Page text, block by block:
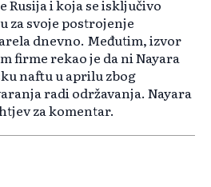
Rusija i koja se isključivo
za svoje postrojenje
dnevno. Međutim, izvor
firme rekao je da ni Nayara
naftu u aprilu zbog
radi održavanja. Nayara
za komentar.